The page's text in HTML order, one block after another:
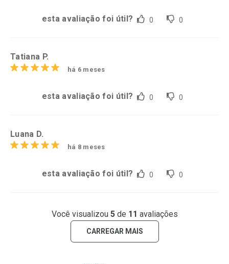
esta avaliação foi útil? 0 0
Tatiana P.
há 6 meses
esta avaliação foi útil? 0 0
Luana D.
há 8 meses
esta avaliação foi útil? 0 0
Você visualizou 5de 11 avaliações
CARREGAR MAIS